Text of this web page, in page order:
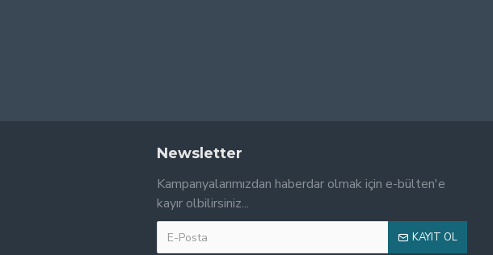
Newsletter
Kampanyalarımızdan haberdar olmak için e-bülten'e
kayır olbilirsiniz...
KAYIT OL